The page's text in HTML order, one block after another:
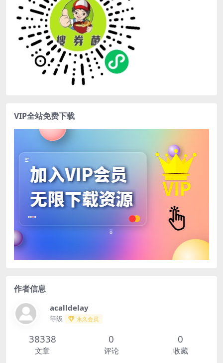
VIP全站免费下载
作者信息
acalldelay
等级 永久会员
38338
文章
0
评论
0
收藏